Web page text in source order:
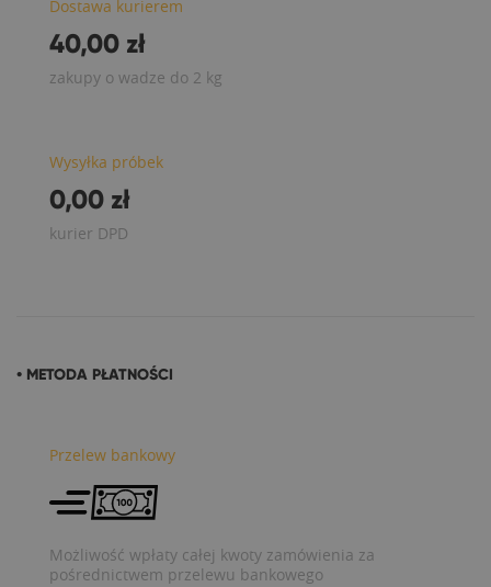
Dostawa kurierem
40,00 zł
zakupy o wadze do 2 kg
Wysyłka próbek
0,00 zł
kurier DPD
• METODA PŁATNOŚCI
Przelew bankowy
Możliwość wpłaty całej kwoty zamówienia za
pośrednictwem przelewu bankowego